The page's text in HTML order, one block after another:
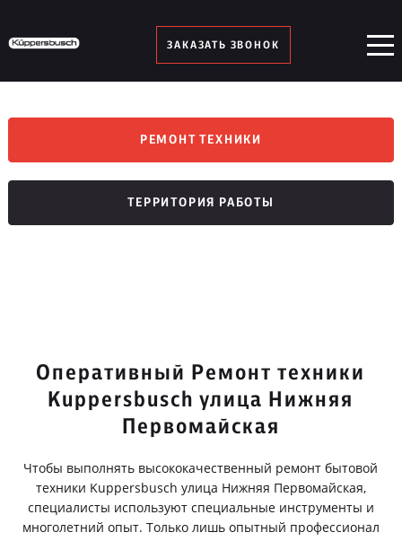
ЗАКАЗАТЬ ЗВОНОК
РЕМОНТ ТЕХНИКИ
ТЕРРИТОРИЯ РАБОТЫ
Оперативный Ремонт техники
Kuppersbusch улица Нижняя
Первомайская
Чтобы выполнять высококачественный ремонт бытовой
техники Kuppersbusch улица Нижняя Первомайская,
специалисты используют специальные инструменты и
многолетний опыт. Только лишь опытный профессионал